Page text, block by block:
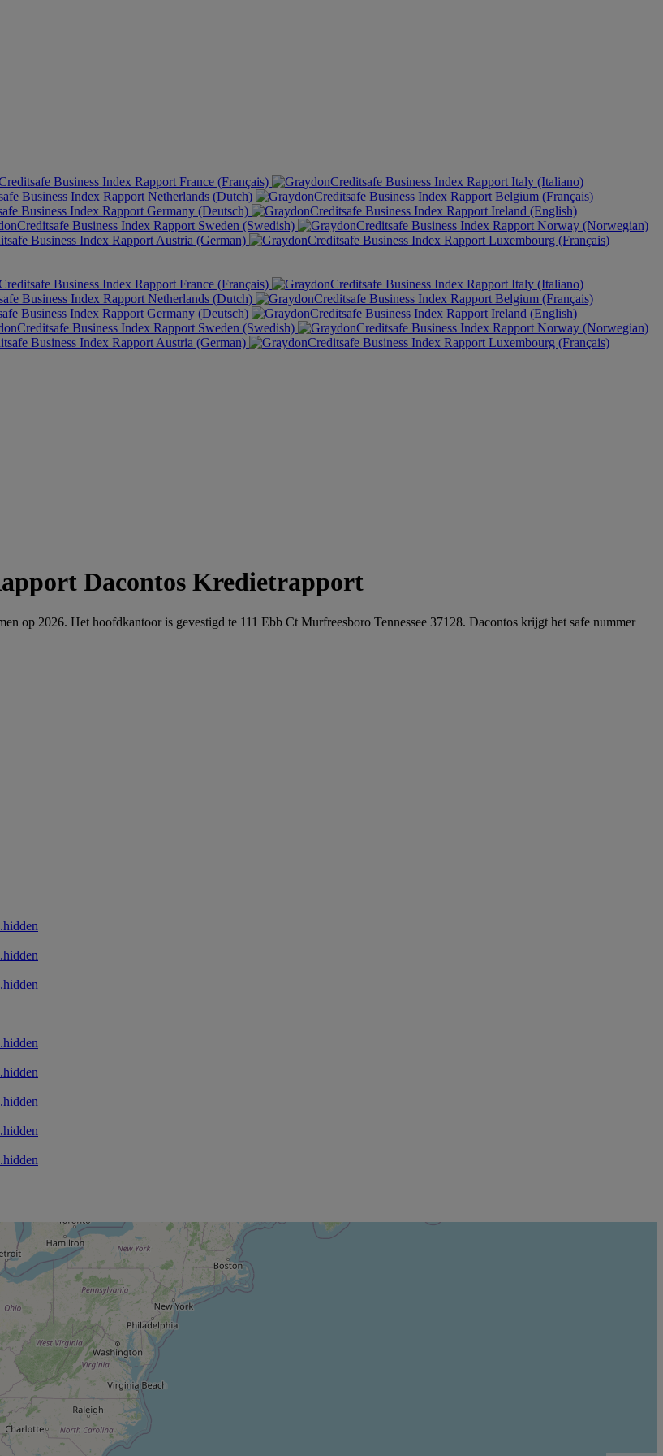
France (Français)
Italy (Italiano)
Netherlands (Dutch)
Belgium (Français)
Germany (Deutsch)
Ireland (English)
Sweden (Swedish)
Norway (Norwegian)
Austria (German)
Luxembourg (Français)
France (Français)
Italy (Italiano)
Netherlands (Dutch)
Belgium (Français)
Germany (Deutsch)
Ireland (English)
Sweden (Swedish)
Norway (Norwegian)
Austria (German)
Luxembourg (Français)
Dacontos Kredietrapport
op 2026. Het hoofdkantoor is gevestigd te 111 Ebb Ct Murfreesboro Tennessee 37128. Dacontos krijgt het safe nummer